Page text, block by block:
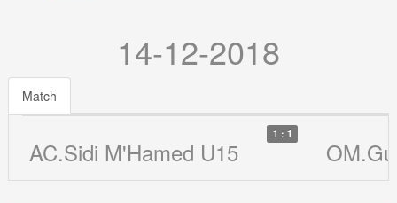
14-12-2018
Match
AC.Sidi M'Hamed U15
1 : 1